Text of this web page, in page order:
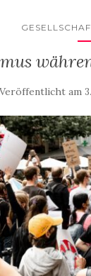
Veröffentlicht am